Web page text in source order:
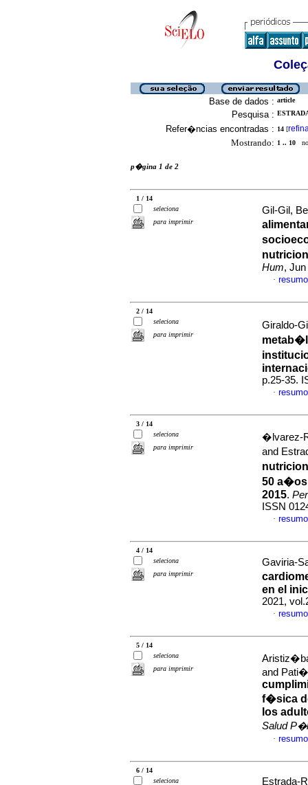
Base de dados : article
Pesquisa :
Refer�ncias encontradas : 14 [
Mostrando: 1 .. 10
p�gina 1 de 2
1 / 14
seleciona
para imprimir
Gil-Gil,
Hum,
·
2 / 14
seleciona
para imprimir
Giraldo-
p.25-35.
·
3 / 14
seleciona
para imprimir
�lvarez-
and
50 a�os
2015.
ISSN
·
4 / 14
seleciona
para imprimir
Gaviria-
en el
2021,
·
5 / 14
seleciona
para imprimir
and
f�sica
los
Salud
·
6 / 14
seleciona
Estrada-